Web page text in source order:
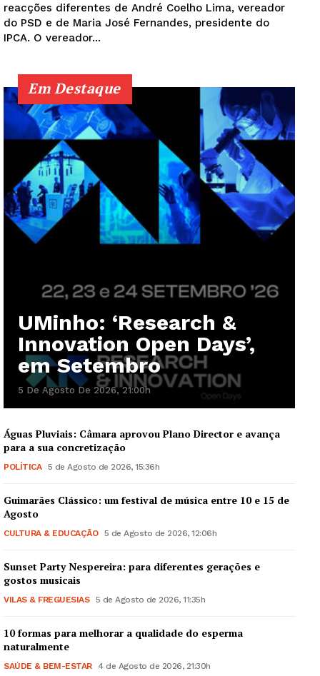
Guimarães, agora!
SUBSCREVA JÁ!
Artigos
Edição Digital
reacções diferentes de André Coelho Lima, vereador
do PSD e de Maria José Fernandes, presidente do
IPCA. O vereador...
Em Destaque
UMinho: ‘Research &
Innovation Open Days’,
em Setembro
5 De Agosto De 2026, 21:00h
Águas Pluviais: Câmara aprovou Plano Director e avança
para a sua concretização
POLÍTICA 5 de Agosto de 2026, 15:36h
Guimarães Clássico: um festival de música entre 10 e 15 de
Agosto
CULTURA & EDUCAÇÃO 5 de Agosto de 2026, 12:06h
Sunset Party Nespereira: para diferentes gerações e
gostos musicais
VILAS & FREGUESIAS 5 de Agosto de 2026, 11:35h
10 formas para melhorar a qualidade do esperma
naturalmente
SAÚDE & BEM-ESTAR 4 de Agosto de 2026, 21:30h